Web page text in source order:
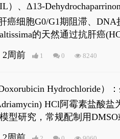
）、Δ13-
癌细胞G0/G1期阻滞、
的天然通过抗肝癌
Receptor (AR-FL)和组成
2周前 1 0 8240
Hydrochloride）
HCl阿霉素盐酸
型研究，常规配制用DMSO